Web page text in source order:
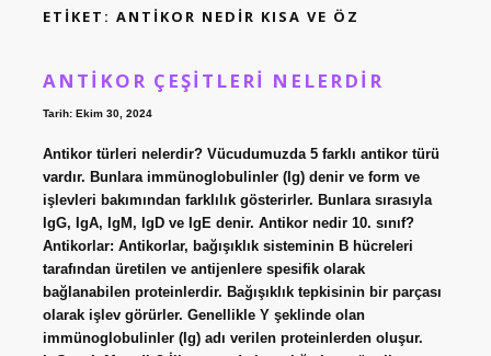
ETIKET: ANTIKOR NEDIR KISA VE ÖZ
ANTIKOR ÇEŞITLERI NELERDIR
Tarih: Ekim 30, 2024
Antikor türleri nelerdir? Vücudumuzda 5 farklı antikor türü
vardır. Bunlara immünoglobulinler (Ig) denir ve form ve
işlevleri bakımından farklılık gösterirler. Bunlara sırasıyla
IgG, IgA, IgM, IgD ve IgE denir. Antikor nedir 10. sınıf?
Antikorlar: Antikorlar, bağışıklık sisteminin B hücreleri
tarafından üretilen ve antijenlere spesifik olarak
bağlanabilen proteinlerdir. Bağışıklık tepkisinin bir parçası
olarak işlev görürler. Genellikle Y şeklinde olan
immünoglobulinler (Ig) adı verilen proteinlerden oluşur.